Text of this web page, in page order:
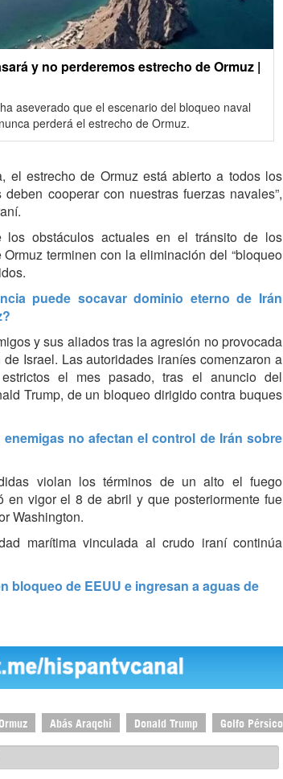
y no perderemos estrecho de Ormuz |
aseverado que el escenario del bloqueo naval
perderá el estrecho de Ormuz.
el estrecho de Ormuz está abierto a todos los
cooperar con nuestras fuerzas navales”,
los obstáculos actuales en el tránsito de los
terminen con la eliminación del “bloqueo
puede socavar dominio eterno de Irán
y sus aliados tras la agresión no provocada
Israel. Las autoridades iraníes comenzaron a
el mes pasado, tras el anuncio del
Trump, de un bloqueo dirigido contra buques
no afectan el control de Irán sobre
violan los términos de un alto el fuego
en vigor el 8 de abril y que posteriormente fue
Washington.
marítima vinculada al crudo iraní continúa
bloqueo de EEUU e ingresan a aguas de
Abás Araqchi Donald Trump Golfo Pérsico